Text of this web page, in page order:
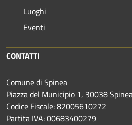
Luoghi
Eventi
CONTATTI
Comune di Spinea
Piazza del Municipio 1, 30038
Codice Fiscale: 82005610272
Partita IVA: 00683400279